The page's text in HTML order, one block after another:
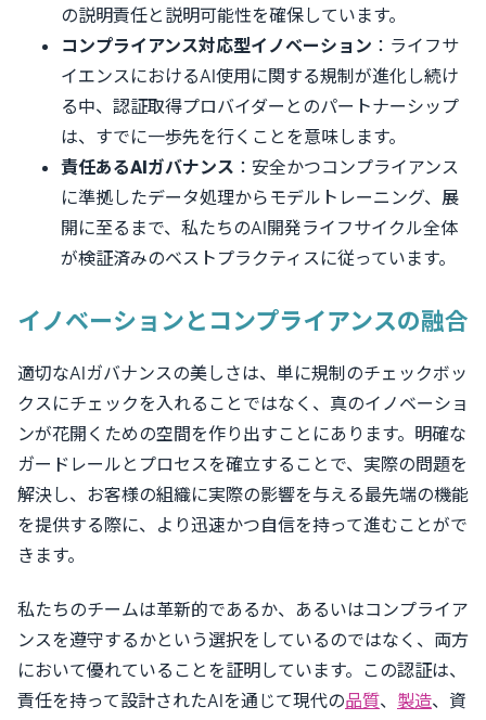
の説明責任と説明可能性を確保しています。
コンプライアンス対応型イノベーション ：ライフサ
イエンスにおけるAI使用に関する規制が進化し続け
る中、認証取得プロバイダーとのパートナーシップ
は、すでに一歩先を行くことを意味します。
責任あるAIガバナンス ：安全かつコンプライアンス
に準拠したデータ処理からモデルトレーニング、展
開に至るまで、私たちのAI開発ライフサイクル全体
が検証済みのベストプラクティスに従っています。
イノベーションとコンプライアンスの融合
適切なAIガバナンスの美しさは、単に規制のチェックボッ
クスにチェックを入れることではなく、真のイノベーショ
ンが花開くための空間を作り出すことにあります。明確な
ガードレールとプロセスを確立することで、実際の問題を
解決し、お客様の組織に実際の影響を与える最先端の機能
を提供する際に、より迅速かつ自信を持って進むことがで
きます。
私たちのチームは革新的であるか、あるいはコンプライア
ンスを遵守するかという選択をしているのではなく、両方
において優れていることを証明しています。この認証は、
責任を持って設計されたAIを通じて現代の品質、 製造、資